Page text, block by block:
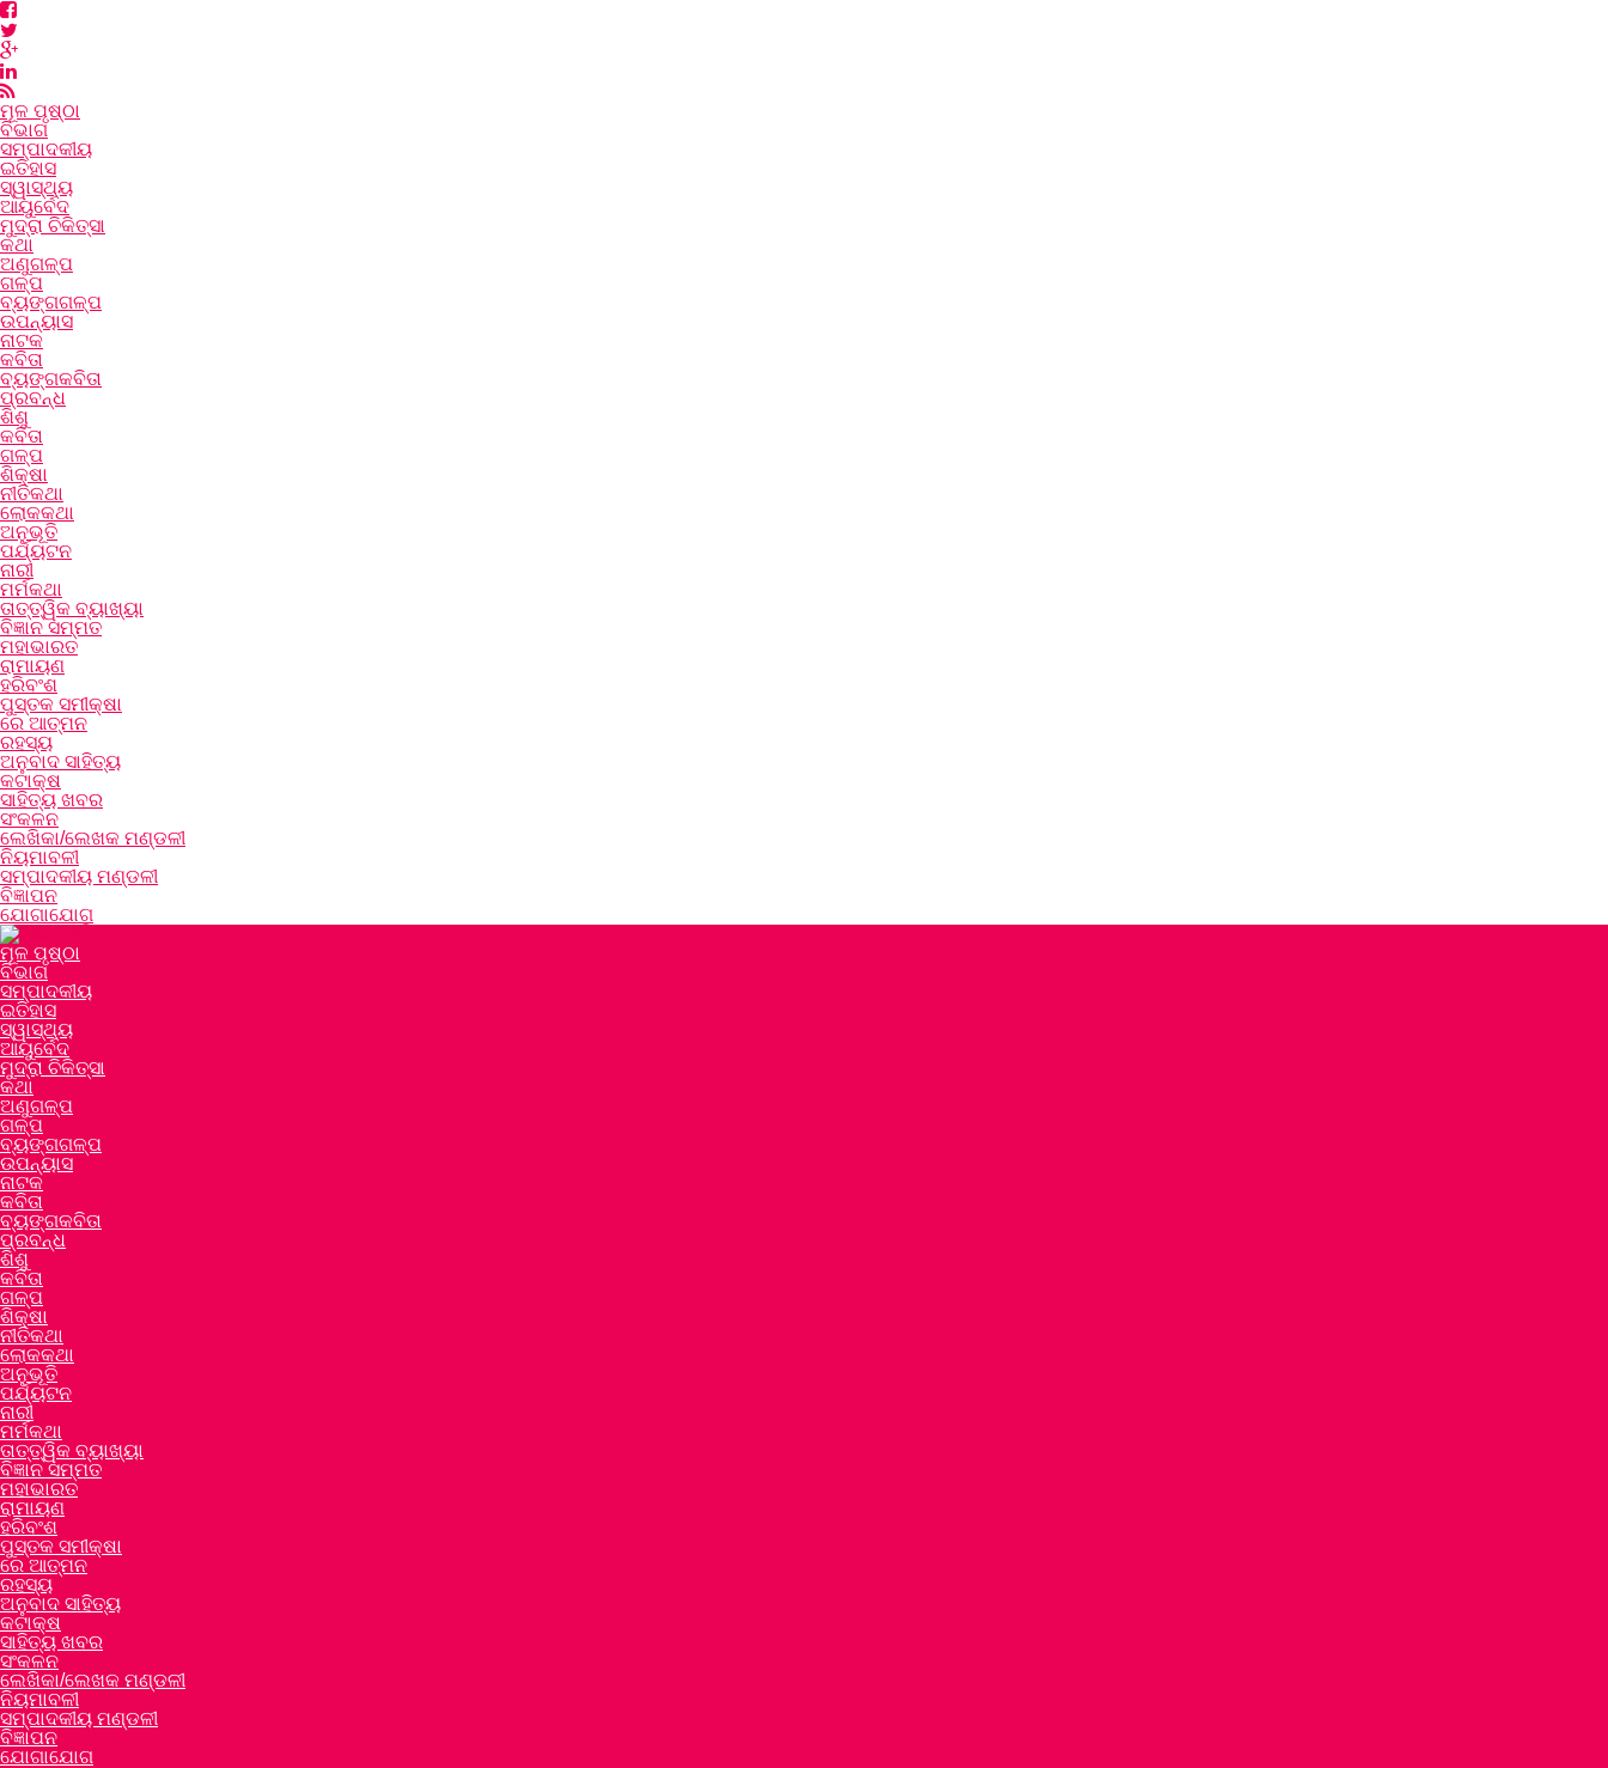
ମୂଳ ପୃଷ୍ଠା
ବିଭାଗ
ସମ୍ପାଦକୀୟ
ଇତିହାସ
ସ୍ୱାସ୍ଥ୍ୟ
ଆୟୁର୍ବେଦ
ମୁଦ୍ରା ଚିକିତ୍ସା
କଥା
ଅଣୁଗଳ୍ପ
ଗଳ୍ପ
ବ୍ୟଙ୍ଗଗଳ୍ପ
ଉପନ୍ୟାସ
ନାଟକ
କବିତା
ବ୍ୟଙ୍ଗକବିତା
ପ୍ରବନ୍ଧ
ଶିଶୁ
କବିତା
ଗଳ୍ପ
ଶିକ୍ଷା
ନୀତିକଥା
ଲୋକକଥା
ଅନୁଭୂତି
ପର୍ଯ୍ୟଟନ
ନାରୀ
ମର୍ମକଥା
ତାତ୍ତ୍ୱିକ ବ୍ୟାଖ୍ୟା
ବିଜ୍ଞାନ ସମ୍ମତ
ମହାଭାରତ
ରାମାୟଣ
ହରିବଂଶ
ପୁସ୍ତକ ସମୀକ୍ଷା
ରେ ଆତ୍ମନ
ରହସ୍ୟ
ଅନୁବାଦ ସାହିତ୍ୟ
କଟାକ୍ଷ
ସାହିତ୍ୟ ଖବର
ସଂକଳନ
ଲେଖିକା/ଲେଖକ ମଣ୍ଡଳୀ
ନିୟମାବଳୀ
ସମ୍ପାଦକୀୟ ମଣ୍ଡଳୀ
ବିଜ୍ଞାପନ
ଯୋଗାଯୋଗ
ମୂଳ ପୃଷ୍ଠା
ବିଭାଗ
ସମ୍ପାଦକୀୟ
ଇତିହାସ
ସ୍ୱାସ୍ଥ୍ୟ
ଆୟୁର୍ବେଦ
ମୁଦ୍ରା ଚିକିତ୍ସା
କଥା
ଅଣୁଗଳ୍ପ
ଗଳ୍ପ
ବ୍ୟଙ୍ଗଗଳ୍ପ
ଉପନ୍ୟାସ
ନାଟକ
କବିତା
ବ୍ୟଙ୍ଗକବିତା
ପ୍ରବନ୍ଧ
ଶିଶୁ
କବିତା
ଗଳ୍ପ
ଶିକ୍ଷା
ନୀତିକଥା
ଲୋକକଥା
ଅନୁଭୂତି
ପର୍ଯ୍ୟଟନ
ନାରୀ
ମର୍ମକଥା
ତାତ୍ତ୍ୱିକ ବ୍ୟାଖ୍ୟା
ବିଜ୍ଞାନ ସମ୍ମତ
ମହାଭାରତ
ରାମାୟଣ
ହରିବଂଶ
ପୁସ୍ତକ ସମୀକ୍ଷା
ରେ ଆତ୍ମନ
ରହସ୍ୟ
ଅନୁବାଦ ସାହିତ୍ୟ
କଟାକ୍ଷ
ସାହିତ୍ୟ ଖବର
ସଂକଳନ
ଲେଖିକା/ଲେଖକ ମଣ୍ଡଳୀ
ନିୟମାବଳୀ
ସମ୍ପାଦକୀୟ ମଣ୍ଡଳୀ
ବିଜ୍ଞାପନ
ଯୋଗାଯୋଗ